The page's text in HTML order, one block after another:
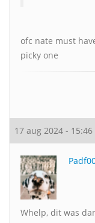
ofc nate must
picky one
17 aug 2024 - 15:46
Whelp, dit was